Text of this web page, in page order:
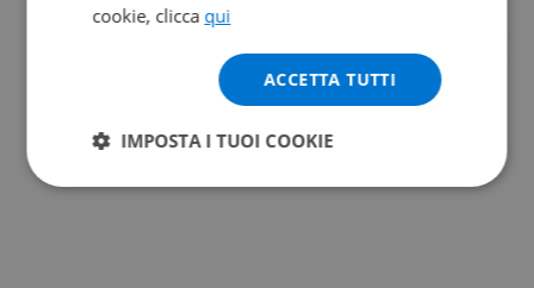
cookie, clicca qui
ACCETTA TUTTI
IMPOSTA I TUOI COOKIE